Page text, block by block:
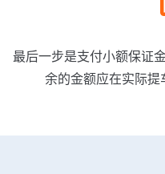
最后一步是支付小额保证
余的金额应在实际提